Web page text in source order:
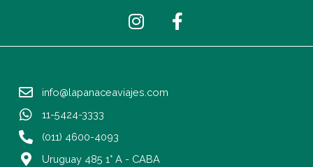
I
n
s
g
m
F
a
c
info@lapanaceaviajes.com
11-5424-3333
(011) 4600-4093
Uruguay 485 1° A - CABA